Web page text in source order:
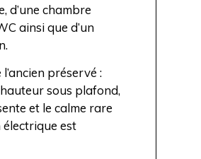
d’une chambre
ainsi que d’un
préservé :
sous plafond,
et le calme rare
est